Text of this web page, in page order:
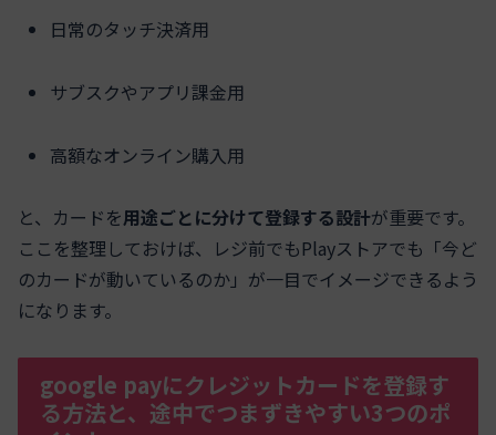
日常のタッチ決済用
サブスクやアプリ課金用
高額なオンライン購入用
と、カードを用途ごとに分けて登録する設計が重要です。
ここを整理しておけば、レジ前でもPlayストアでも「今ど
のカードが動いているのか」が一目でイメージできるよう
になります。
google payにクレジットカードを登録す
る方法と、途中でつまずきやすい3つのポ